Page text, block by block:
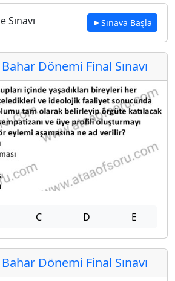
Sınava Başla
Dönemi Final Sınavı
C D E
Dönemi Final Sınavı